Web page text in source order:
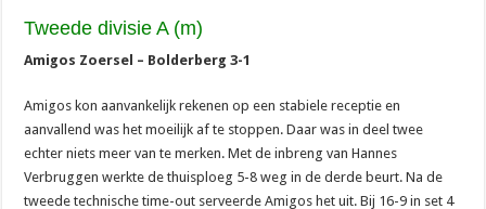
Tweede divisie A (m)
Amigos Zoersel – Bolderberg 3-1
Amigos kon aanvankelijk rekenen op een stabiele receptie en
aanvallend was het moeilijk af te stoppen. Daar was in deel twee
echter niets meer van te merken. Met de inbreng van Hannes
Verbruggen werkte de thuisploeg 5-8 weg in de derde beurt. Na de
tweede technische time-out serveerde Amigos het uit. Bij 16-9 in set 4